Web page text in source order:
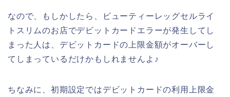
なので、もしかしたら、ビューティーレッグセルライ
トスリムのお店でデビットカードエラーが発生してし
まった人は、デビットカードの上限金額がオーバーし
てしまっているだけかもしれませんよ♪
ちなみに、初期設定ではデビットカードの利用上限金